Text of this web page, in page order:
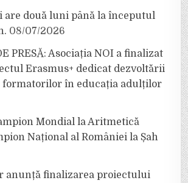
are două luni până la începutul
08/07/2026
PRESĂ: Asociația NOI a finalizat
Erasmus+ dedicat dezvoltării
formatorilor în educația adulților
Mondial la Aritmetică
Național al României la Șah
anunță finalizarea proiectului